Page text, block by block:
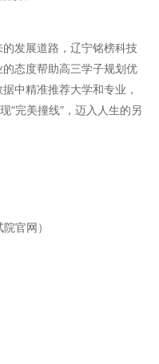
发展道路，辽宁铭榜科技
态度帮助高三学子规划优
中精准推荐大学和专业，
“完美撞线”，迈入人生的另
官网）